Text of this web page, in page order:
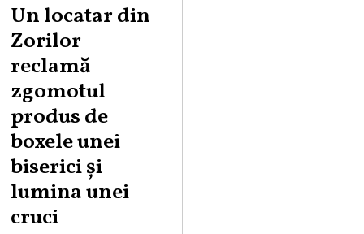
Un locatar din
Zorilor
reclamă
zgomotul
produs de
boxele unei
biserici și
lumina unei
cruci